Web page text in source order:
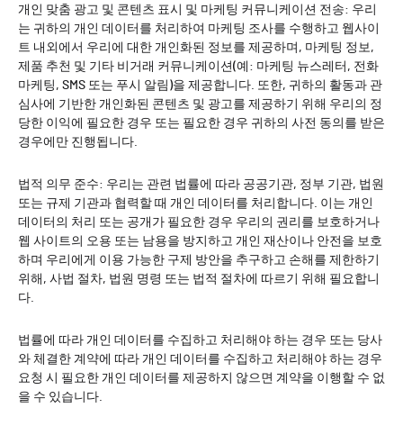
개인 맞춤 광고 및 콘텐츠 표시 및 마케팅 커뮤니케이션 전송: 우리
는 귀하의 개인 데이터를 처리하여 마케팅 조사를 수행하고 웹사이
트 내외에서 우리에 대한 개인화된 정보를 제공하며, 마케팅 정보,
제품 추천 및 기타 비거래 커뮤니케이션(예: 마케팅 뉴스레터, 전화
마케팅, SMS 또는 푸시 알림)을 제공합니다. 또한, 귀하의 활동과 관
심사에 기반한 개인화된 콘텐츠 및 광고를 제공하기 위해 우리의 정
당한 이익에 필요한 경우 또는 필요한 경우 귀하의 사전 동의를 받은
경우에만 진행됩니다.
법적 의무 준수: 우리는 관련 법률에 따라 공공기관, 정부 기관, 법원
또는 규제 기관과 협력할 때 개인 데이터를 처리합니다. 이는 개인
데이터의 처리 또는 공개가 필요한 경우 우리의 권리를 보호하거나
웹 사이트의 오용 또는 남용을 방지하고 개인 재산이나 안전을 보호
하며 우리에게 이용 가능한 구제 방안을 추구하고 손해를 제한하기
위해, 사법 절차, 법원 명령 또는 법적 절차에 따르기 위해 필요합니
다.
법률에 따라 개인 데이터를 수집하고 처리해야 하는 경우 또는 당사
와 체결한 계약에 따라 개인 데이터를 수집하고 처리해야 하는 경우
요청 시 필요한 개인 데이터를 제공하지 않으면 계약을 이행할 수 없
을 수 있습니다.